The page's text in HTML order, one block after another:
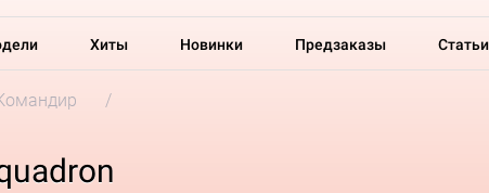
Хиты Новинки Предзаказы Статьи